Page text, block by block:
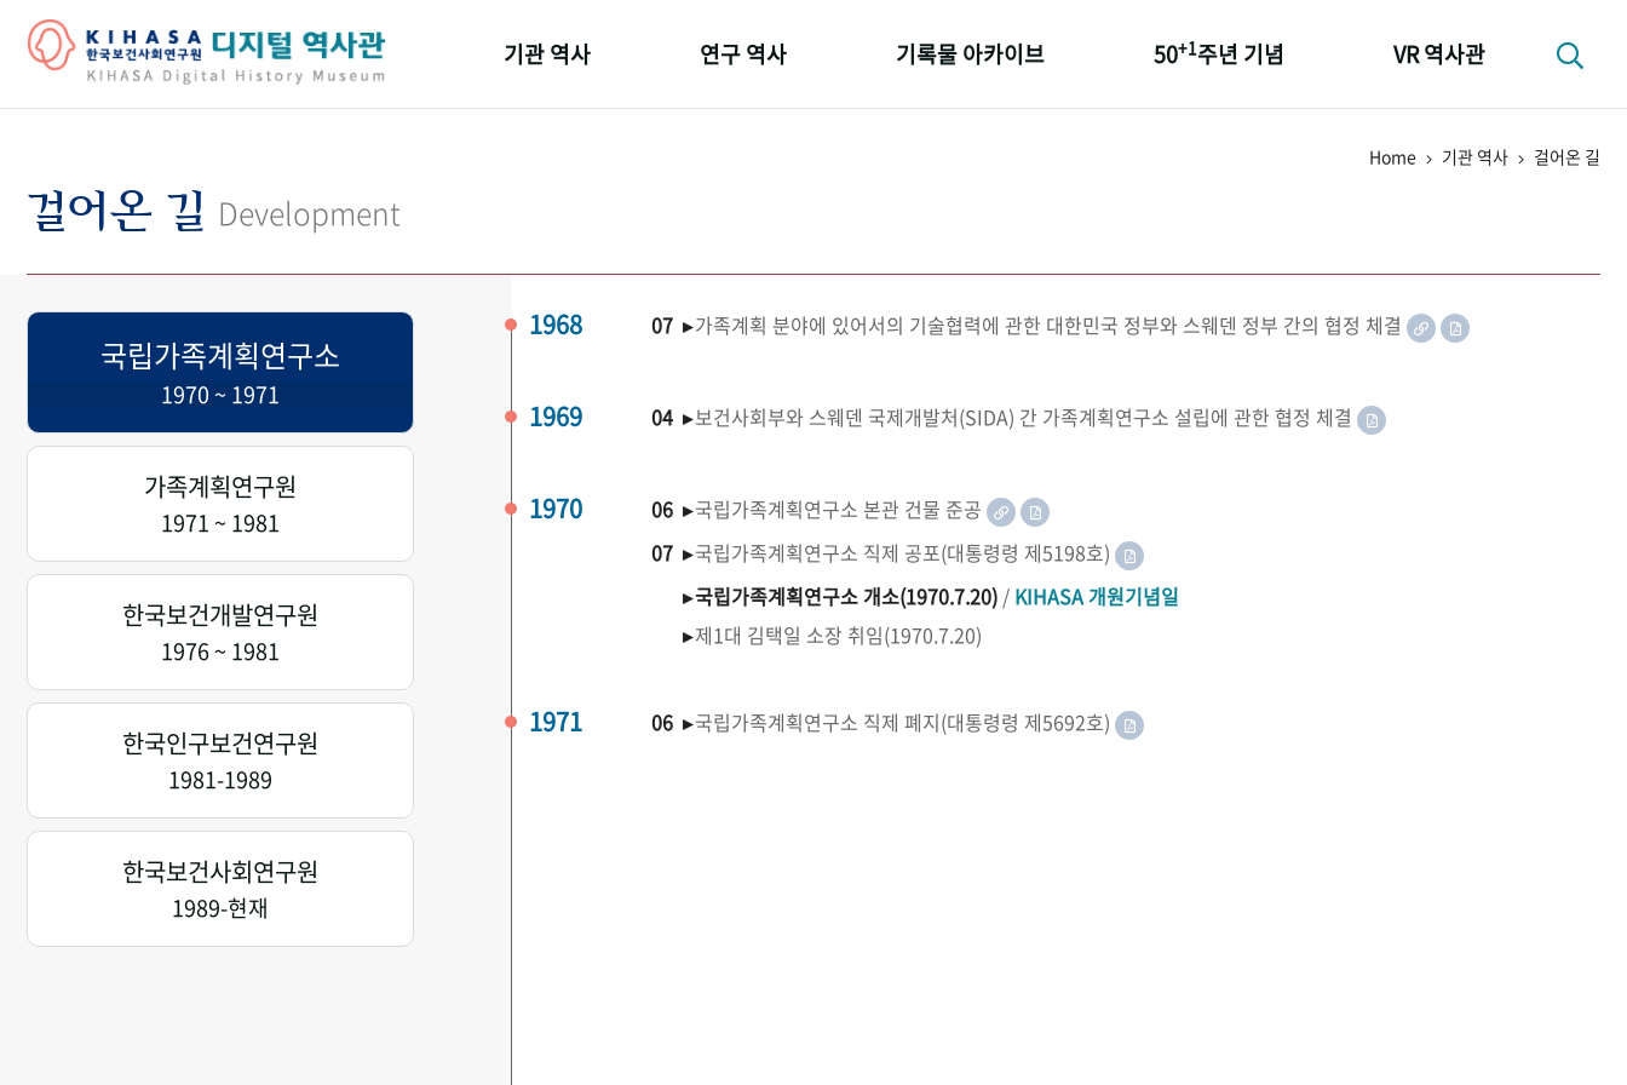
기관 역사 연구 역사 기록물 아카이브 50+1주년 기념 VR 역사관
Home 기관 역사 걸어온 길
걸어온 길 Development
국립가족계획연구소
1970 ~ 1971
가족계획연구원
1971 ~ 1981
한국보건개발연구원
1976 ~ 1981
한국인구보건연구원
1981-1989
한국보건사회연구원
1989-현재
1968 07 ▸가족계획 분야에 있어서의 기술협력에 관한 대한민국 정부와 스웨덴 정부 간의 협정 체결
1969 04 ▸보건사회부와 스웨덴 국제개발처(SIDA) 간 가족계획연구소 설립에 관한 협정 체결
1970 06 ▸국립가족계획연구소 본관 건물 준공
07 ▸국립가족계획연구소 직제 공포(대통령령 제5198호)
▸국립가족계획연구소 개소(1970.7.20) / KIHASA 개원기념일
▸제1대 김택일 소장 취임(1970.7.20)
1971 06 ▸국립가족계획연구소 직제 폐지(대통령령 제5692호)